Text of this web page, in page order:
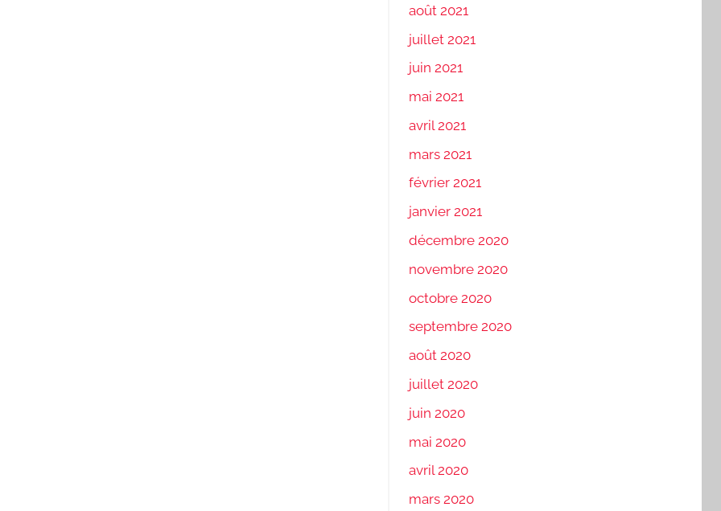
août 2021
juillet 2021
juin 2021
mai 2021
avril 2021
mars 2021
février 2021
janvier 2021
décembre 2020
novembre 2020
octobre 2020
septembre 2020
août 2020
juillet 2020
juin 2020
mai 2020
avril 2020
mars 2020